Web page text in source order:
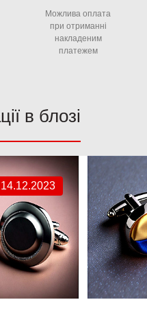
Можлива оплата
при отриманні
накладеним
платежем
в блозі
14.12.2023